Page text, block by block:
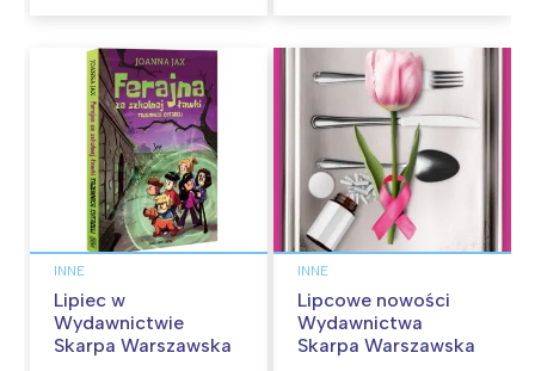
INNE
Lipiec w
Wydawnictwie
Skarpa Warszawska
INNE
Lipcowe nowości
Wydawnictwa
Skarpa Warszawska